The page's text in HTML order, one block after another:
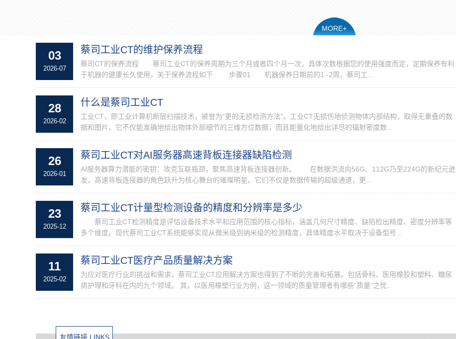
MORE+
03
2026-07
蔡司工业CT的维护保养流程
蔡司CT的保养流程 蔡司工业CT的保养周期为三个月或者四个月一次，具体次数根据您的使用强度而定，定期保养有利
于机器的健康长久使用，关于保养流程如下: 步骤01 机器保养日期前的1 -2周，蔡司工...
28
2026-02
什么是蔡司工业CT
工业CT，即工业计算机断层扫描技术，被誉为“更的无损检测方法”。工业CT无损伤地侦测物体内部结构，取得无重叠的数
据和图片。它不仅能准确地给出物体外部细节的三维方位数据，而且能量化地给出详尽的辐射密度数...
26
2026-01
蔡司工业CT对AI服务器高速背板连接器缺陷检测
AI服务器算力潜能的密钥：攻克互联瓶颈，聚焦高速背板连接器创新。 在数据洪流向56G、112G乃至224G的新纪元迸
发，高速背板连接器的角色跃升为核心舞台的璀璨明星。它们不仅是数据传输的超级通道，更...
23
2025-12
蔡司工业CT计量型检测设备的精度和分辨率是多少
蔡司工业CT检测精度是评估设备技术水平和应用范围的核心指标，涵盖几何尺寸精度、缺陷检出精度、密度分辨率等
多个维度。现代蔡司工业CT系统能够实现从微米级到纳米级的检测精度，具体精度水平取决于设备型号...
11
2025-02
蔡司工业CT医疗产品质量解决方案
为应对医疗行业的挑战和需求，蔡司工业CT应用解决方案也得到了不断的完善和拓展。包括骨科、医用橡胶和塑料、糖尿
病护理和牙科在内的九个领域。 其，以医用橡塑行业为例，这一领域的质量管理者有哪些“质量”之忧...
友情链接 LINKS